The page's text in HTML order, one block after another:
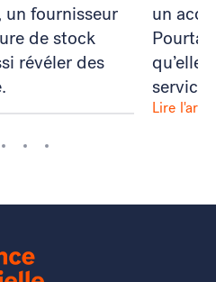
un fournisseur
de stock
révéler des
un
service
Lire